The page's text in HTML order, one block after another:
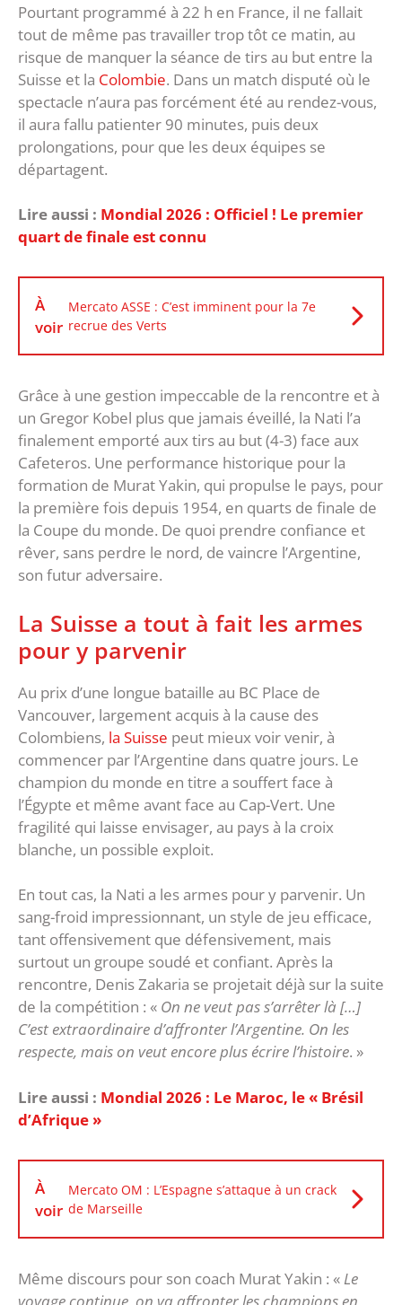
Pourtant programmé à 22 h en France, il ne fallait
tout de même pas travailler trop tôt ce matin, au
risque de manquer la séance de tirs au but entre la
Suisse et la Colombie. Dans un match disputé où le
spectacle n’aura pas forcément été au rendez-vous,
il aura fallu patienter 90 minutes, puis deux
prolongations, pour que les deux équipes se
départagent.
Lire aussi : Mondial 2026 : Officiel ! Le premier
quart de finale est connu
À
voir
Mercato ASSE : C’est imminent pour la 7e
recrue des Verts
Grâce à une gestion impeccable de la rencontre et à
un Gregor Kobel plus que jamais éveillé, la Nati l’a
finalement emporté aux tirs au but (4-3) face aux
Cafeteros. Une performance historique pour la
formation de Murat Yakin, qui propulse le pays, pour
la première fois depuis 1954, en quarts de finale de
la Coupe du monde. De quoi prendre confiance et
rêver, sans perdre le nord, de vaincre l’Argentine,
son futur adversaire.
La Suisse a tout à fait les armes
pour y parvenir
Au prix d’une longue bataille au BC Place de
Vancouver, largement acquis à la cause des
Colombiens, la Suisse peut mieux voir venir, à
commencer par l’Argentine dans quatre jours. Le
champion du monde en titre a souffert face à
l’Égypte et même avant face au Cap-Vert. Une
fragilité qui laisse envisager, au pays à la croix
blanche, un possible exploit.
En tout cas, la Nati a les armes pour y parvenir. Un
sang-froid impressionnant, un style de jeu efficace,
tant offensivement que défensivement, mais
surtout un groupe soudé et confiant. Après la
rencontre, Denis Zakaria se projetait déjà sur la suite
de la compétition : « On ne veut pas s’arrêter là […]
C’est extraordinaire d’affronter l’Argentine. On les
respecte, mais on veut encore plus écrire l’histoire. »
Lire aussi : Mondial 2026 : Le Maroc, le « Brésil
d’Afrique »
À
voir
Mercato OM : L’Espagne s’attaque à un crack
de Marseille
Même discours pour son coach Murat Yakin : « Le
voyage continue, on va affronter les champions en